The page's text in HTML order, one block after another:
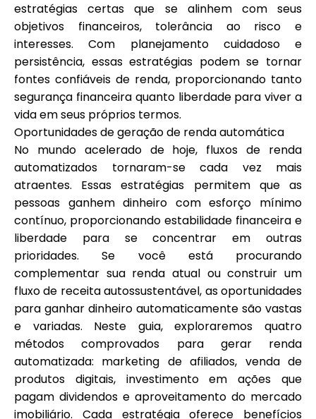
estratégias certas que se alinhem com seus
objetivos financeiros, tolerância ao risco e
interesses. Com planejamento cuidadoso e
persistência, essas estratégias podem se tornar
fontes confiáveis de renda, proporcionando tanto
segurança financeira quanto liberdade para viver a
vida em seus próprios termos.
Oportunidades de geração de renda automática
No mundo acelerado de hoje, fluxos de renda
automatizados tornaram-se cada vez mais
atraentes. Essas estratégias permitem que as
pessoas ganhem dinheiro com esforço mínimo
contínuo, proporcionando estabilidade financeira e
liberdade para se concentrar em outras
prioridades. Se você está procurando
complementar sua renda atual ou construir um
fluxo de receita autossustentável, as oportunidades
para ganhar dinheiro automaticamente são vastas
e variadas. Neste guia, exploraremos quatro
métodos comprovados para gerar renda
automatizada: marketing de afiliados, venda de
produtos digitais, investimento em ações que
pagam dividendos e aproveitamento do mercado
imobiliário. Cada estratégia oferece benefícios